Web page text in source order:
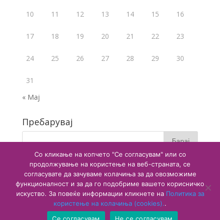
10 11 12 13 14 15 16
17 18 19 20 21 22 23
24 25 26 27 28 29 30
31
« Мај
Пребарувај
Copyright © 2020 Агенција за лекови и медицински
Со кликање на копчето "Се согласувам" или со
продолжување на користење на веб-страната, се
согласувате да зачуваме колачиња за да овозможиме
функционалност и за да го подобриме вашето корисничко
искуство. За повеќе информации кликнете на Политика за
користење на колачиња (cookies)..
Се согласувам
Не се согласувам